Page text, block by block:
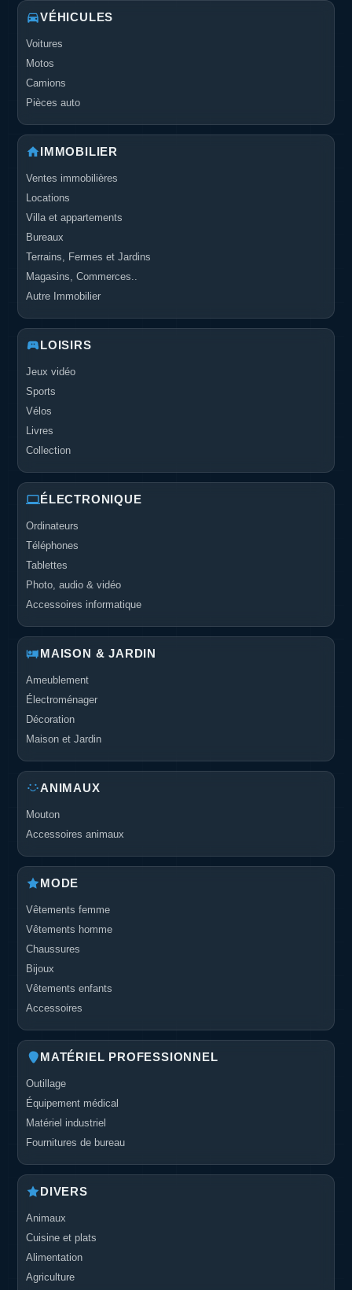
VÉHICULES
Voitures
Motos
Camions
Pièces auto
IMMOBILIER
Ventes immobilières
Locations
Villa et appartements
Bureaux
Terrains, Fermes et Jardins
Magasins, Commerces..
Autre Immobilier
LOISIRS
Jeux vidéo
Sports
Vélos
Livres
Collection
ÉLECTRONIQUE
Ordinateurs
Téléphones
Tablettes
Photo, audio & vidéo
Accessoires informatique
MAISON & JARDIN
Ameublement
Électroménager
Décoration
Maison et Jardin
ANIMAUX
Mouton
Accessoires animaux
MODE
Vêtements femme
Vêtements homme
Chaussures
Bijoux
Vêtements enfants
Accessoires
MATÉRIEL PROFESSIONNEL
Outillage
Équipement médical
Matériel industriel
Fournitures de bureau
DIVERS
Animaux
Cuisine et plats
Alimentation
Agriculture